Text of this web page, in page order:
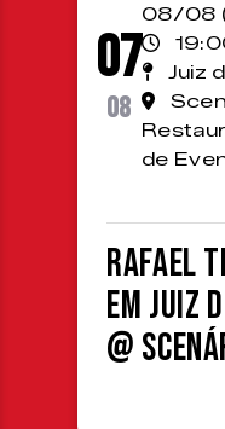
07
08
08/08
Juiz
de
Rafael
em Juiz
@